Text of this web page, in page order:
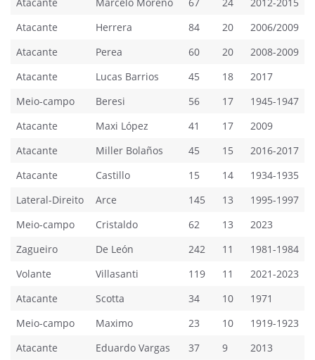
Atacante
Herrera 84 20
2006/2009
Atacante
Perea 60 20
2008-2009
Atacante
Lucas Barrios 45 18
2017
Meio-campo
Beresi 56 17
1945-1947
Atacante
Maxi López 41 17
2009
Atacante
Miller Bolaños 45 15
2016-2017
Atacante
Castillo 15 14
1934-1935
Lateral-Direito
Arce 145 13
1995-1997
Meio-campo
Cristaldo 62 13
2023
Zagueiro
De León 242 11
1981-1984
Volante
Villasanti 119 11
2021-2023
Atacante
Scotta 34 10
1971
Meio-campo
Maximo 23 10
1919-1923
Atacante
Eduardo Vargas 37 9
2013